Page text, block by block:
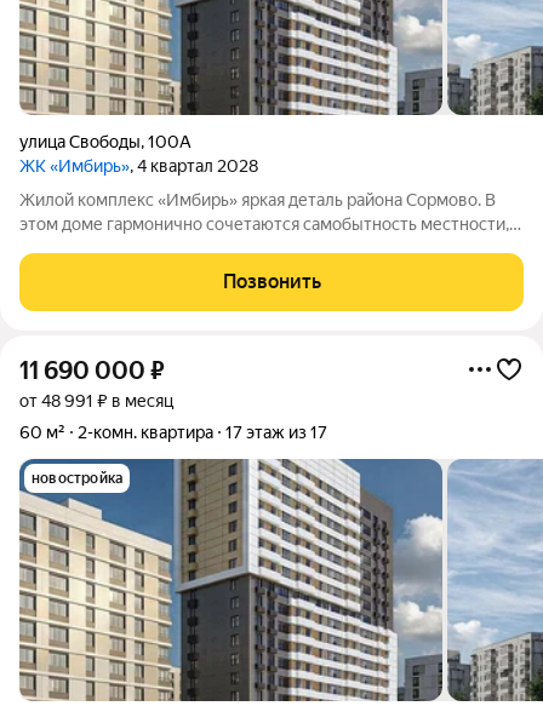
улица Свободы,100А
ЖК «Имбирь», 4 квартал 2028
Жилой комплекс «Имбирь» яркая деталь района Сормово. В
этом доме гармонично сочетаются самобытность местности,
комфорта. Всё необходимое находится в шаговой
доступности: транспортные маршруты,
Позвонить
11 690 000 ₽
от 48 991 ₽ в месяц
60 м²
2-комн. квартира 17 этаж из 17
новостройка